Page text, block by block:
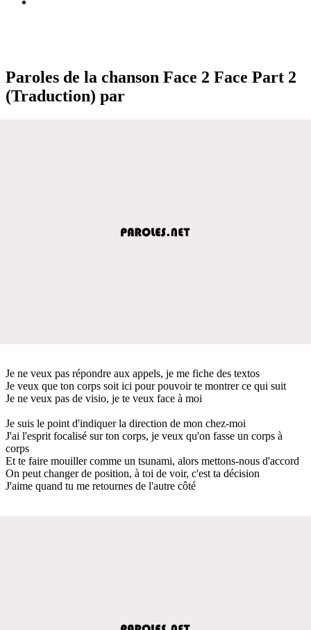
Paroles de la chanson Face 2 Face Part 2
(Traduction) par
Je ne veux pas répondre aux appels, je me fiche des textos
Je veux que ton corps soit ici pour pouvoir te montrer ce qui suit
Je ne veux pas de visio, je te veux face à moi
Je suis le point d'indiquer la direction de mon chez-moi
J'ai l'esprit focalisé sur ton corps, je veux qu'on fasse un corps à
corps
Et te faire mouiller comme un tsunami, alors mettons-nous d'accord
On peut changer de position, à toi de voir, c'est ta décision
J'aime quand tu me retournes de l'autre côté